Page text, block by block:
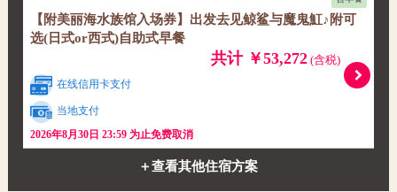
【附美丽海水族馆入场券】出发去见鲸鲨与魔鬼魟♪附可
选(日式or西式)自助式早餐
共计 ￥53,272(含税)
在线信用卡支付
当地支付
2026年8月30日 23:59 为止免费取消
＋查看其他住宿方案